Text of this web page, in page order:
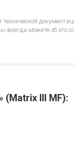
можете об это
III MF):